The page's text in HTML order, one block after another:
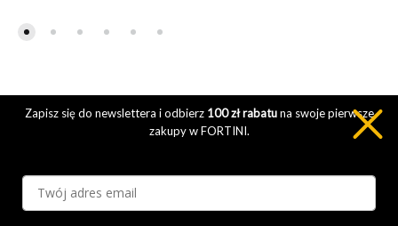
Polityka Prywatności
Regulamin Sklepu
Zwroty i Reklamacje
O Nas
Klarna FAQ
Zapisz się do newslettera i odbierz 100 zł rabatuna swoje pierwsze
zakupy w FORTINI.